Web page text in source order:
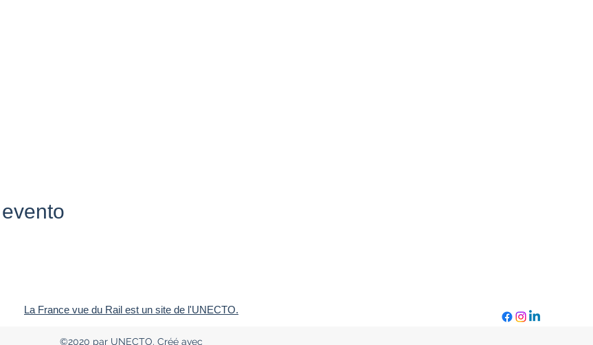
La France vue du Rail est un site de l'UNECTO.
©2020 par UNECTO. Créé avec